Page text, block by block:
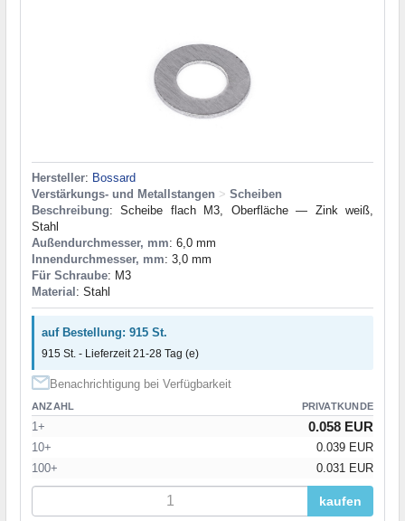
Hersteller: Bossard
Verstärkungs- und Metallstangen > Scheiben
Beschreibung: Scheibe flach М3, Oberfläche — Zink weiß,
Stahl
Außendurchmesser, mm: 6,0 mm
Innendurchmesser, mm: 3,0 mm
Für Schraube: M3
Material: Stahl
auf Bestellung: 915 St.
915 St. - Lieferzeit 21-28 Tag (e)
Benachrichtigung bei Verfügbarkeit
ANZAHL PRIVATKUNDE
1+ 0.058 EUR
10+
0.039 EUR
100+
0.031 EUR
kaufen